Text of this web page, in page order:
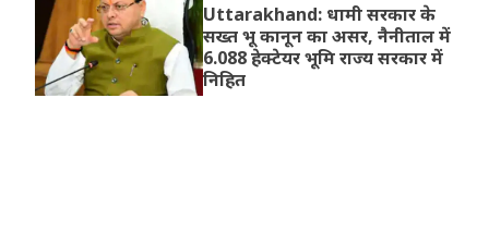
Uttarakhand: धामी सरकार के
सख्त भू कानून का असर, नैनीताल में
6.088 हेक्टेयर भूमि राज्य सरकार में
निहित